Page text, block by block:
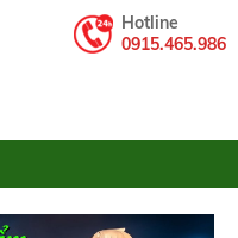
Hotline
0915.465.986